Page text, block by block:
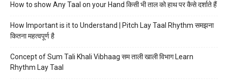
How to show Any Taal on your Hand किसी भी ताल को हाथ पर कैसे दर्शाते हैं
How Important is it to Understand | Pitch Lay Taal Rhythm समझना
कितना महत्वपूर्ण है
Concept of Sum Tali Khali Vibhaag सम ताली खाली विभाग Learn
Rhythm Lay Taal